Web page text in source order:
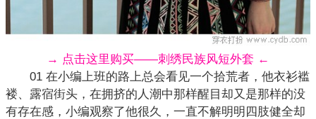
→ 点击这里购买——刺绣民族风短外套 ←
01 在小编上班的路上总会看见一个拾荒者，他衣衫褴
褛、露宿街头，在拥挤的人潮中那样醒目却又是那样的没
有存在感，小编观察了他很久，一直不解明明四肢健全却